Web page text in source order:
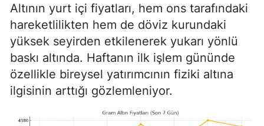
Altının yurt içi fiyatları, hem ons tarafındaki
hareketlilikten hem de döviz kurundaki
yüksek seyirden etkilenerek yukarı yönlü
baskı altında. Haftanın ilk işlem gününde
özellikle bireysel yatırımcının fiziki altına
ilgisinin arttığı gözlemleniyor.